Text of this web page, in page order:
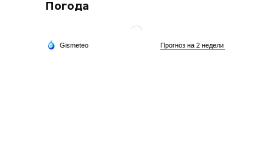
Погода